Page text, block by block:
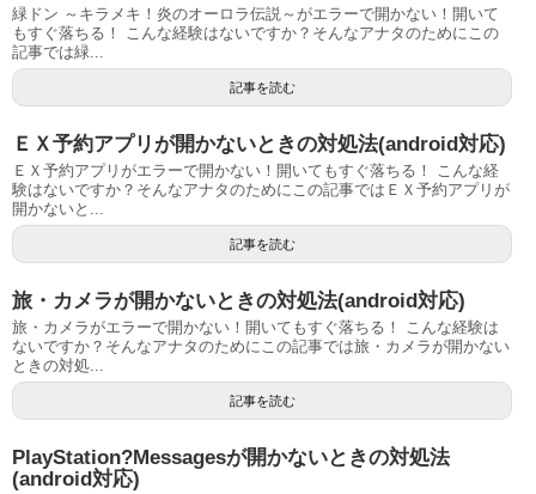
緑ドン ～キラメキ！炎のオーロラ伝説～がエラーで開かない！開いて
もすぐ落ちる！ こんな経験はないですか？そんなアナタのためにこの
記事では緑...
記事を読む
ＥＸ予約アプリが開かないときの対処法(android対応)
ＥＸ予約アプリがエラーで開かない！開いてもすぐ落ちる！ こんな経
験はないですか？そんなアナタのためにこの記事ではＥＸ予約アプリが
開かないと...
記事を読む
旅・カメラが開かないときの対処法(android対応)
旅・カメラがエラーで開かない！開いてもすぐ落ちる！ こんな経験は
ないですか？そんなアナタのためにこの記事では旅・カメラが開かない
ときの対処...
記事を読む
PlayStation?Messagesが開かないときの対処法
(android対応)